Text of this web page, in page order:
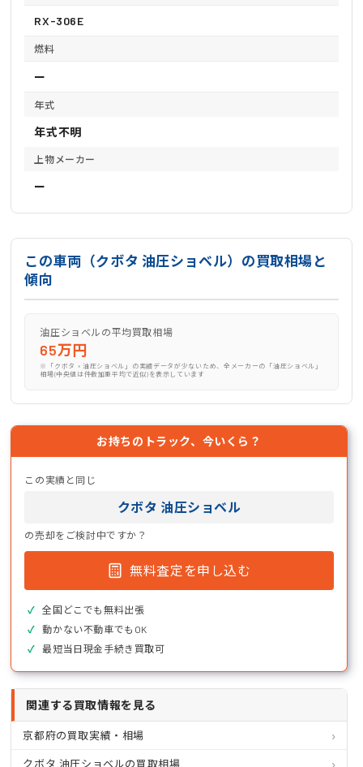
RX-306E
燃料
ー
年式
年式不明
上物メーカー
ー
この車両（クボタ 油圧ショベル）の買取相場と
傾向
油圧ショベルの平均買取相場
65万円
※「クボタ × 油圧ショベル」の実績データが少ないため、全メーカーの「油圧ショベル」
相場(中央値は件数加重平均で近似)を表示しています
お持ちのトラック、今いくら？
この実績と同じ
クボタ 油圧ショベル
の売却をご検討中ですか？
無料査定を申し込む
全国どこでも無料出張
動かない不動車でもOK
最短当日現金手続き買取可
関連する買取情報を見る
京都府の買取実績・相場
クボタ 油圧ショベルの買取相場